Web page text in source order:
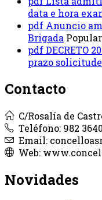
data e hora
pdf Anuncio
Brigada Popular
pdfDECRETO
prazo
Contacto
C/Rosalía de
Teléfono: 982
Email:
Web:
Novidades